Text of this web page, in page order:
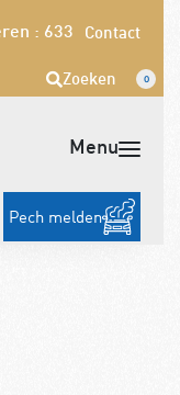
: 633 Contact
Zoeken 0
Pech melden